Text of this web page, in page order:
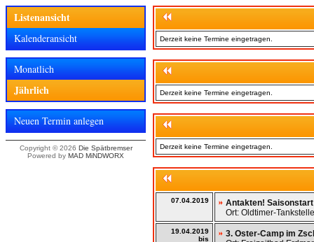
Listenansicht
Kalenderansicht
Monatlich
Jährlich
Neuen Termin anlegen
Copyright © 2026 Die Spätbremser
Powered by MAD MiNDWORX
Derzeit keine Termine eingetragen.
Derzeit keine Termine eingetragen.
Derzeit keine Termine eingetragen.
07.04.2019
Antakten!
Ort: Oldtimer-
19.04.2019
bis
3. Oster-Camp im